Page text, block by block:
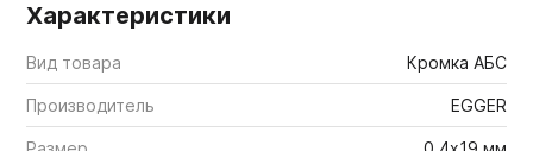
Характеристики
Вид товара Кромка АБС
Производитель EGGER